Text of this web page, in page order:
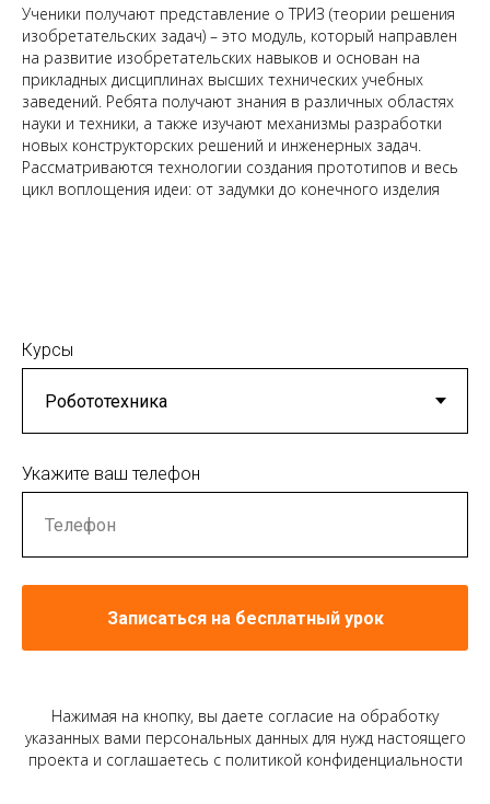
Ученики получают представление о ТРИЗ (теории решения
изобретательских задач) – это модуль, который направлен
на развитие изобретательских навыков и основан на
прикладных дисциплинах высших технических учебных
заведений. Ребята получают знания в различных областях
науки и техники, а также изучают механизмы разработки
новых конструкторских решений и инженерных задач.
Рассматриваются технологии создания прототипов и весь
цикл воплощения идеи: от задумки до конечного изделия
Курсы
Укажите ваш телефон
Записаться на бесплатный урок
Нажимая на кнопку, вы даете согласие на обработку
указанных вами персональных данных для нужд настоящего
проекта и соглашаетесь c политикой конфиденциальности